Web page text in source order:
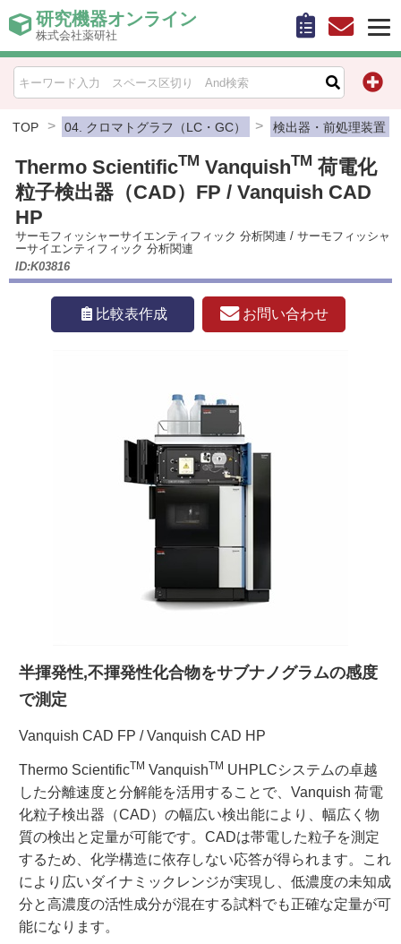
研究機器オンライン
株式会社薬研社
TOP 04. クロマトグラフ（LC・GC） 検出器・前処理装置
Thermo ScientificTM VanquishTM 荷電化
粒子検出器（CAD）FP / Vanquish CAD
HP
サーモフィッシャーサイエンティフィック 分析関連 / サーモフィッシャ
ーサイエンティフィック 分析関連
ID:K03816
比較表作成 お問い合わせ
半揮発性,不揮発性化合物をサブナノグラムの感度
で測定
Vanquish CAD FP / Vanquish CAD HP
Thermo ScientificTM VanquishTM UHPLCシステムの卓越
した分離速度と分解能を活用することで、Vanquish 荷電
化粒子検出器（CAD）の幅広い検出能により、幅広く物
質の検出と定量が可能です。CADは帯電した粒子を測定
するため、化学構造に依存しない応答が得られます。これ
により広いダイナミックレンジが実現し、低濃度の未知成
分と高濃度の活性成分が混在する試料でも正確な定量が可
能になります。
HOME
比較表作成
お問い合わせ
お知らせ
機器キャンペーン情報一覧
カテゴリー一覧
薬研社 ホームページ